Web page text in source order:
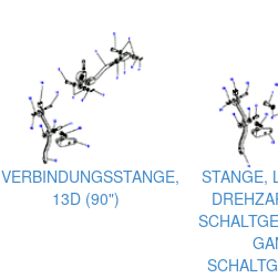
VERBINDUNGSSTANGE,
13D (90")
STANGE,